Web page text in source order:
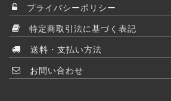
プライバシーポリシー
特定商取引法に基づく表記
送料・支払い方法
お問い合わせ